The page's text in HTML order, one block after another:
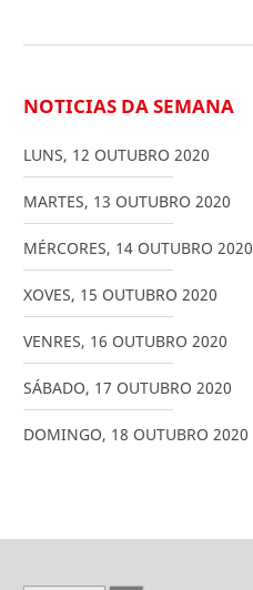
NOTICIAS DA SEMANA
LUNS, 12 OUTUBRO 2020
MARTES, 13 OUTUBRO 2020
MÉRCORES, 14 OUTUBRO 2020
XOVES, 15 OUTUBRO 2020
VENRES, 16 OUTUBRO 2020
SÁBADO, 17 OUTUBRO 2020
DOMINGO, 18 OUTUBRO 2020